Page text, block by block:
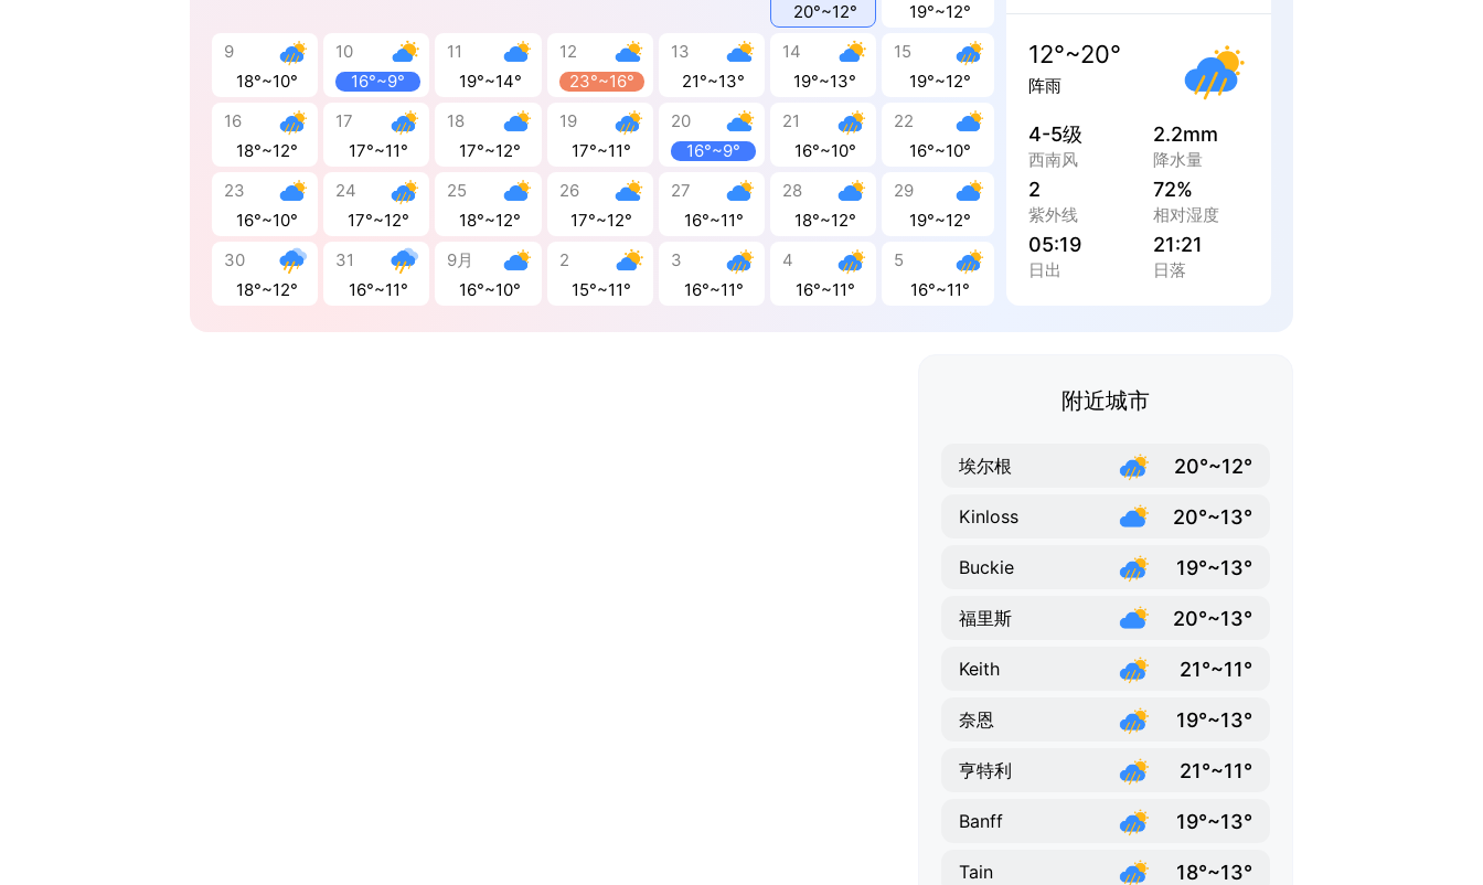
20°~12°
19°~12°
9
18°~10°
10
16°~9°
11
19°~14°
12
23°~16°
13
21°~13°
14
19°~13°
15
19°~12°
16
18°~12°
17
17°~11°
18
17°~12°
19
17°~11°
20
16°~9°
21
16°~10°
22
16°~10°
23
16°~10°
24
17°~12°
25
18°~12°
26
17°~12°
27
16°~11°
28
18°~12°
29
19°~12°
30
18°~12°
31
16°~11°
9月
16°~10°
2
15°~11°
3
16°~11°
4
16°~11°
5
16°~11°
12°~20°
阵雨
4-5级
西南风
2.2mm
降水量
2
紫外线
72%
相对湿度
05:19
日出
21:21
日落
附近城市
埃尔根 20°~12°
Kinloss 20°~13°
Buckie 19°~13°
福里斯 20°~13°
Keith 21°~11°
奈恩 19°~13°
亨特利 21°~11°
Banff 19°~13°
Tain 18°~13°